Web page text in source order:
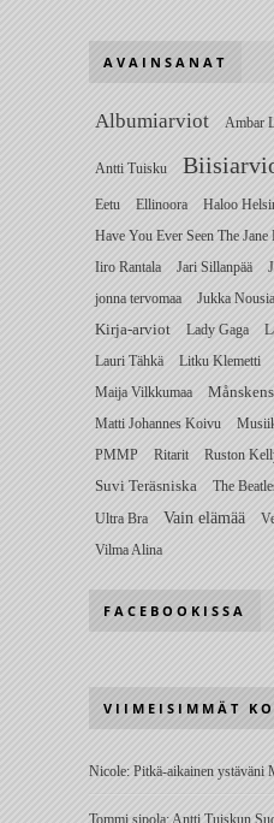
AVAINSANAT
Albumiarviot Ambar
Antti Tuisku
Eetu Ellinoora Haloo
Have You Ever Seen The
Iiro Rantala
Jari Sillanpää
jonna tervomaa
Jukka
Kirja-arviot
Lady Gaga
Lauri Tähkä
Litku Klemetti
Maija Vilkkumaa
Matti Johannes Koivu
PMMP
Ritarit Ruston
Suvi Teräsniska
The
Ultra Bra
Vain elämää
Vilma Alina
FACEBOOKISSA
VIIMEISIMMÄT
Nicole: Pitkä-aikainen